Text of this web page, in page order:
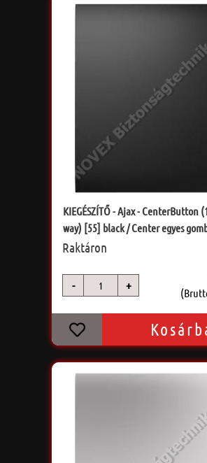
KIEGÉSZÍTŐ - Ajax - CenterButton
way) [55] black / Center egyes
szín
Raktáron
- +